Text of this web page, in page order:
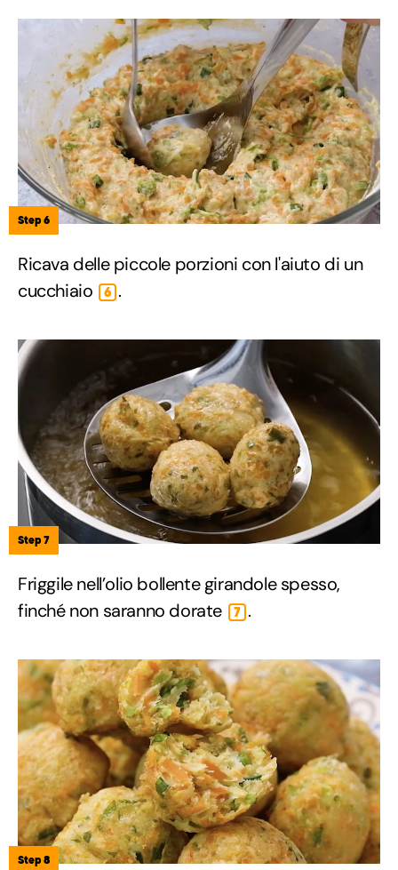
Step 6
Ricava delle piccole porzioni con l'aiuto di un
cucchiaio
6 .
Step 7
Friggile nell’olio bollente girandole spesso,
finché non saranno dorate
7 .
Step 8